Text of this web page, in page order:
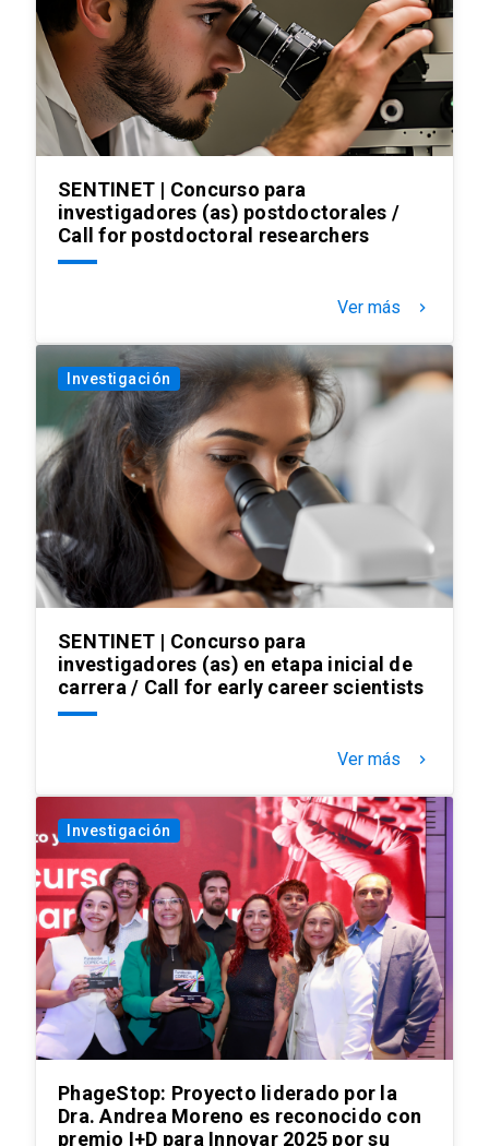
SENTINET | Concurso para
investigadores (as) postdoctorales /
Call for postdoctoral researchers
Ver más keyboard_arrow_right
Investigación
SENTINET | Concurso para
investigadores (as) en etapa inicial de
carrera / Call for early career scientists
Ver más keyboard_arrow_right
Investigación
PhageStop: Proyecto liderado por la
Dra. Andrea Moreno es reconocido con
premio I+D para Innovar 2025 por su